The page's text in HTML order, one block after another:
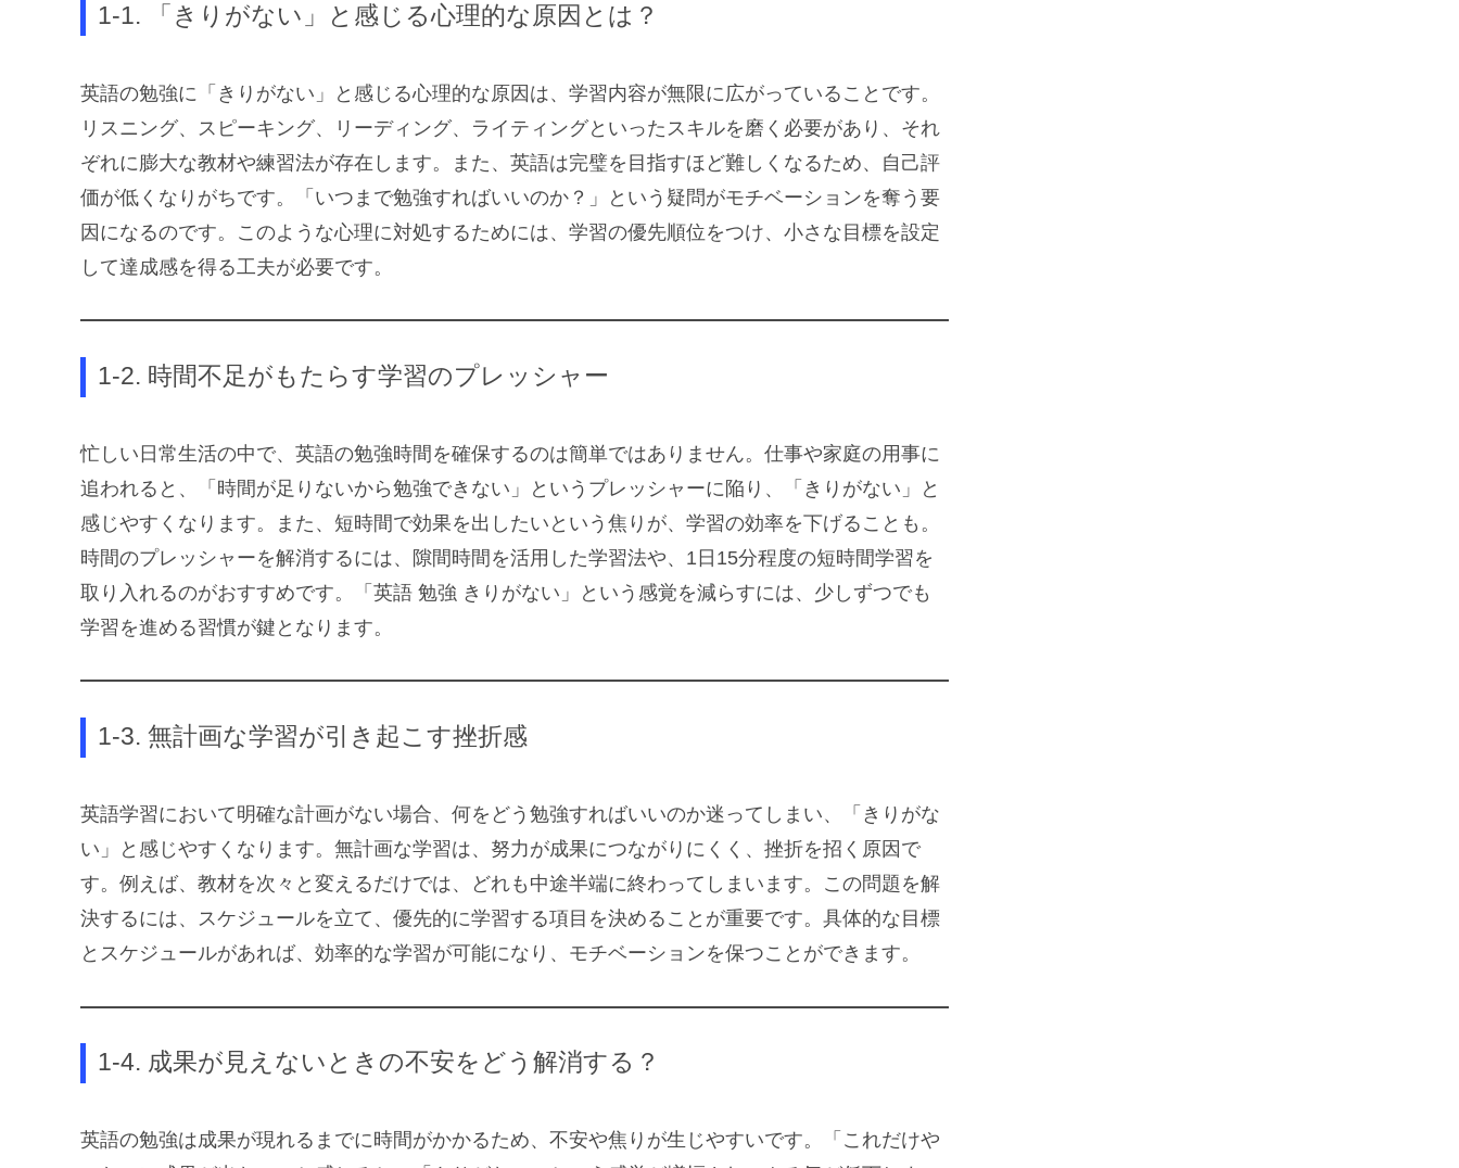
1-1. 「きりがない」と感じる心理的な原因とは？
英語の勉強に「きりがない」と感じる心理的な原因は、学習内容が無限に広がっていることです。
リスニング、スピーキング、リーディング、ライティングといったスキルを磨く必要があり、それ
ぞれに膨大な教材や練習法が存在します。また、英語は完璧を目指すほど難しくなるため、自己評
価が低くなりがちです。「いつまで勉強すればいいのか？」という疑問がモチベーションを奪う要
因になるのです。このような心理に対処するためには、学習の優先順位をつけ、小さな目標を設定
して達成感を得る工夫が必要です。
1-2. 時間不足がもたらす学習のプレッシャー
忙しい日常生活の中で、英語の勉強時間を確保するのは簡単ではありません。仕事や家庭の用事に
追われると、「時間が足りないから勉強できない」というプレッシャーに陥り、「きりがない」と
感じやすくなります。また、短時間で効果を出したいという焦りが、学習の効率を下げることも。
時間のプレッシャーを解消するには、隙間時間を活用した学習法や、1日15分程度の短時間学習を
取り入れるのがおすすめです。「英語 勉強 きりがない」という感覚を減らすには、少しずつでも
学習を進める習慣が鍵となります。
1-3. 無計画な学習が引き起こす挫折感
英語学習において明確な計画がない場合、何をどう勉強すればいいのか迷ってしまい、「きりがな
い」と感じやすくなります。無計画な学習は、努力が成果につながりにくく、挫折を招く原因で
す。例えば、教材を次々と変えるだけでは、どれも中途半端に終わってしまいます。この問題を解
決するには、スケジュールを立て、優先的に学習する項目を決めることが重要です。具体的な目標
とスケジュールがあれば、効率的な学習が可能になり、モチベーションを保つことができます。
1-4. 成果が見えないときの不安をどう解消する？
英語の勉強は成果が現れるまでに時間がかかるため、不安や焦りが生じやすいです。「これだけや